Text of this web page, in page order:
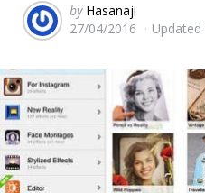
Posted
by
by Hasanaji
27/04/2016
Updated